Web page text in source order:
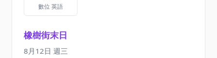
數位 英語
橡樹街末日
8月12日 週三